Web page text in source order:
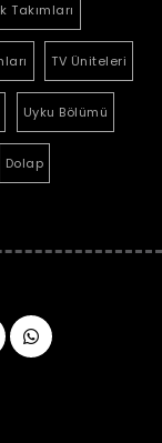
Takımları
TV Üniteleri
Uyku Bölümü
Dolap